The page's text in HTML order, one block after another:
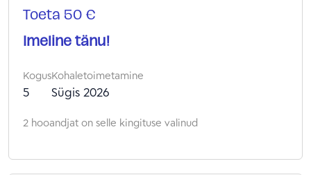
Toeta 50 €
Imeline tänu!
Kogus
5
Kohaletoimetamine
Sügis 2026
2 hooandjat on selle kingituse valinud